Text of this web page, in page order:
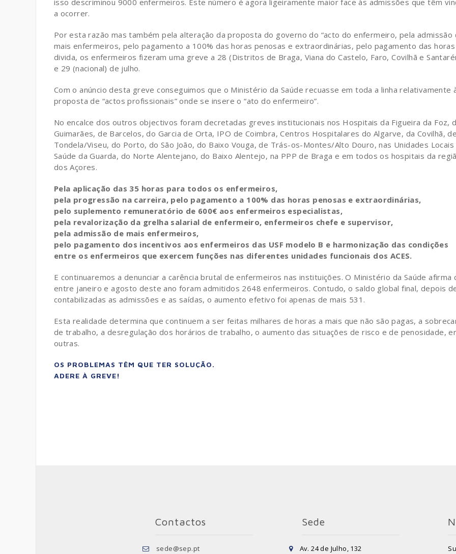
isso descriminou 9000 enfermeiros. Este número é agora ligeiramente maior face às admissões que têm
a ocorrer.
Por esta razão mas também pela alteração da proposta do governo do “acto do enfermeiro, pela admissão
mais enfermeiros, pelo pagamento a 100% das horas penosas e extraordinárias, pelo pagamento das
divida, os enfermeiros fizeram uma greve a 28 (Distritos de Braga, Viana do Castelo, Faro, Covilhã e
e 29 (nacional) de julho.
Com o anúncio desta greve conseguimos que o Ministério da Saúde recuasse em toda a linha relativamente
proposta de “actos profissionais” onde se insere o “ato do enfermeiro”.
No encalce dos outros objectivos foram decretadas greves institucionais nos Hospitais da Figueira da Foz,
Guimarães, de Barcelos, do Garcia de Orta, IPO de Coimbra, Centros Hospitalares do Algarve, da Covilhã, de
Tondela/Viseu, do Porto, do São João, do Baixo Vouga, de Trás-os-Montes/Alto Douro, nas Unidades Locais
Saúde da Guarda, do Norte Alentejano, do Baixo Alentejo, na PPP de Braga e em todos os hospitais da
dos Açores.
Pela aplicação das 35 horas para todos os enfermeiros,
pela progressão na carreira, pelo pagamento a 100% das horas penosas e extraordinárias,
pelo suplemento remuneratório de 600€ aos enfermeiros especialistas,
pela revalorização da grelha salarial de enfermeiro, enfermeiros chefe e supervisor,
pela admissão de mais enfermeiros,
pelo pagamento dos incentivos aos enfermeiros das USF modelo B e harmonização das condições
entre os enfermeiros que exercem funções nas diferentes unidades funcionais dos ACES.
E continuaremos a denunciar a carência brutal de enfermeiros nas instituições. O Ministério da Saúde afirma
entre janeiro e agosto deste ano foram admitidos 2648 enfermeiros. Contudo, o saldo global final, depois
contabilizadas as admissões e as saídas, o aumento efetivo foi apenas de mais 531.
Esta realidade determina que continuem a ser feitas milhares de horas a mais que não são pagas, a
de trabalho, a desregulação dos horários de trabalho, o aumento das situações de risco e de penosidade,
outras.
OS PROBLEMAS TÊM QUE TER SOLUÇÃO.
ADERE À GREVE!
Contactos
sede@sep.pt
Sede
Av. 24 de Julho, 132